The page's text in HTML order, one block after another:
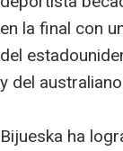
en la final con
del
y del
Bijueska ha